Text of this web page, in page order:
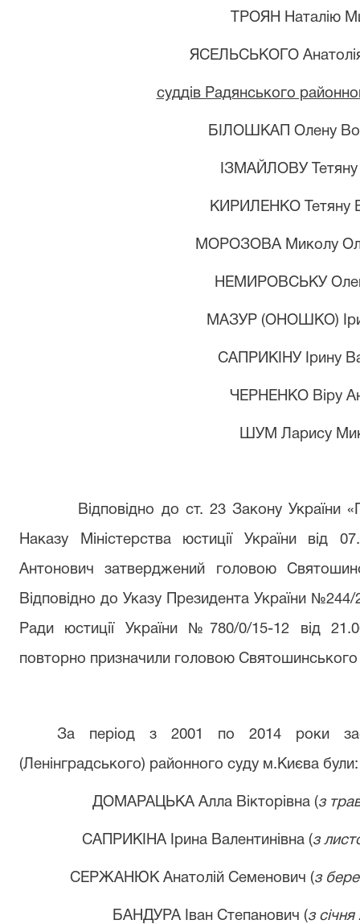
ТРОЯН Наталію
ЯСЕЛЬСЬКОГО
суддів Радянського
БІЛОШКАП Олену
ІЗМАЙЛОВУ Тетяну
КИРИЛЕНКО Тетяну
МОРОЗОВА Миколу
НЕМИРОВСЬКУ
МАЗУР (ОНОШКО)
САПРИКІНУ Ірину
ЧЕРНЕНКО Віру
ШУМ Ларису
Відповідно до ст. 23 Закону України
Наказу Міністерства юстиції України
Антонович затверджений головою
Відповідно до Указу Президента України
Ради юстиції України №780/0/15-12 від
повторно призначили головою Святошинського
За період з 2001 по 2014 роки з
(Ленінградського) районного суду м.Києва були:
ДОМАРАЦЬКА Алла Вікторівна (з
САПРИКІНАІринаВалентинівна (з
СЕРЖАНЮК Анатолій Семенович (з
БАНДУРА Іван Степанович (з